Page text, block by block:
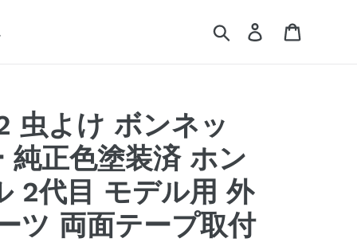
検索 ログイン
虫よけ ボンネッ
純正色塗装済 ホン
2代目 モデル用 外
ツ 両面テープ取付